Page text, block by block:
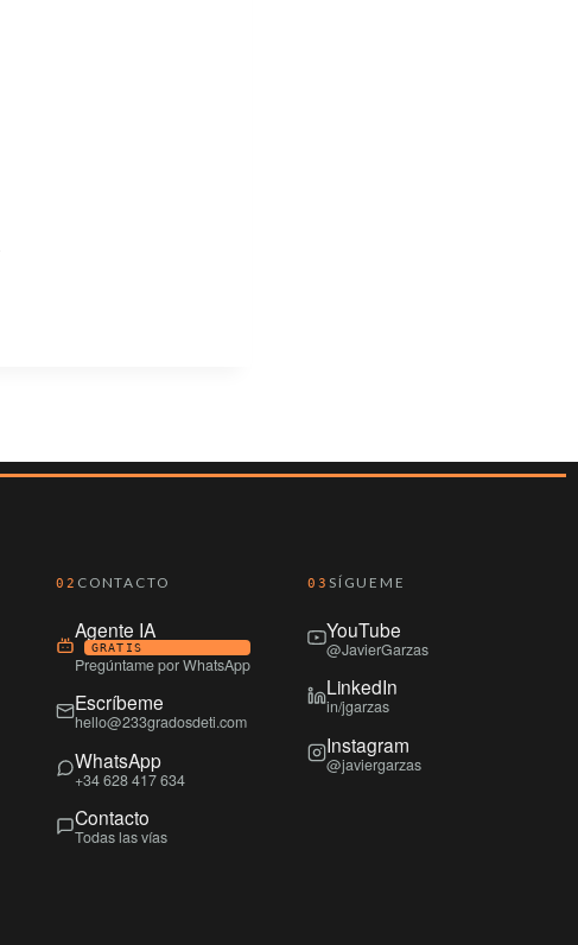
02 CONTACTO
Agente IA
GRATIS
Pregúntame por WhatsApp
Escríbeme
hello@233gradosdeti.com
WhatsApp
+34 628 417 634
Contacto
Todas las vías
03 SÍGUEME
YouTube
@JavierGarzas
LinkedIn
in/jgarzas
Instagram
@javiergarzas